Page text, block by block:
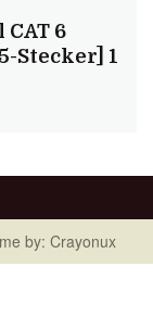
6
Stecker] 1
by: Crayonux